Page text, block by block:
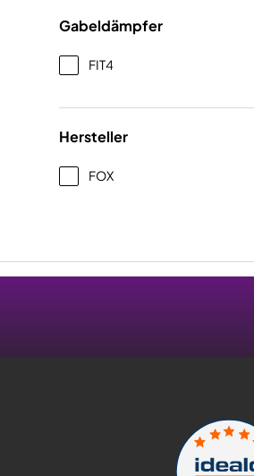
Gabeldämpfer
FIT4
Hersteller
FOX